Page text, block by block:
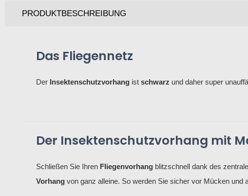
PRODUKTBESCHREIBUNG
Das Fliegennetz
Der Insektenschutzvorhang ist schwarz und daher super
Der Insektenschutzvorhang mit
Schließen Sie Ihren Fliegenvorhang blitzschnell dank des
Vorhang von ganz alleine. So werden Sie sicher vor Mücken und